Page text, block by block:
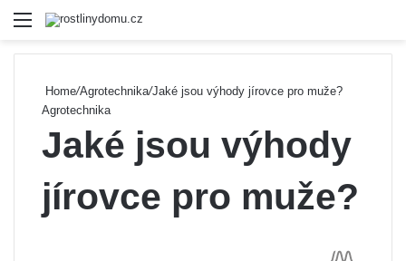
Menu
Home/Agrotechnika/Jaké jsou výhody jírovce pro muže?
Agrotechnika
Jaké jsou výhody
jírovce pro muže?